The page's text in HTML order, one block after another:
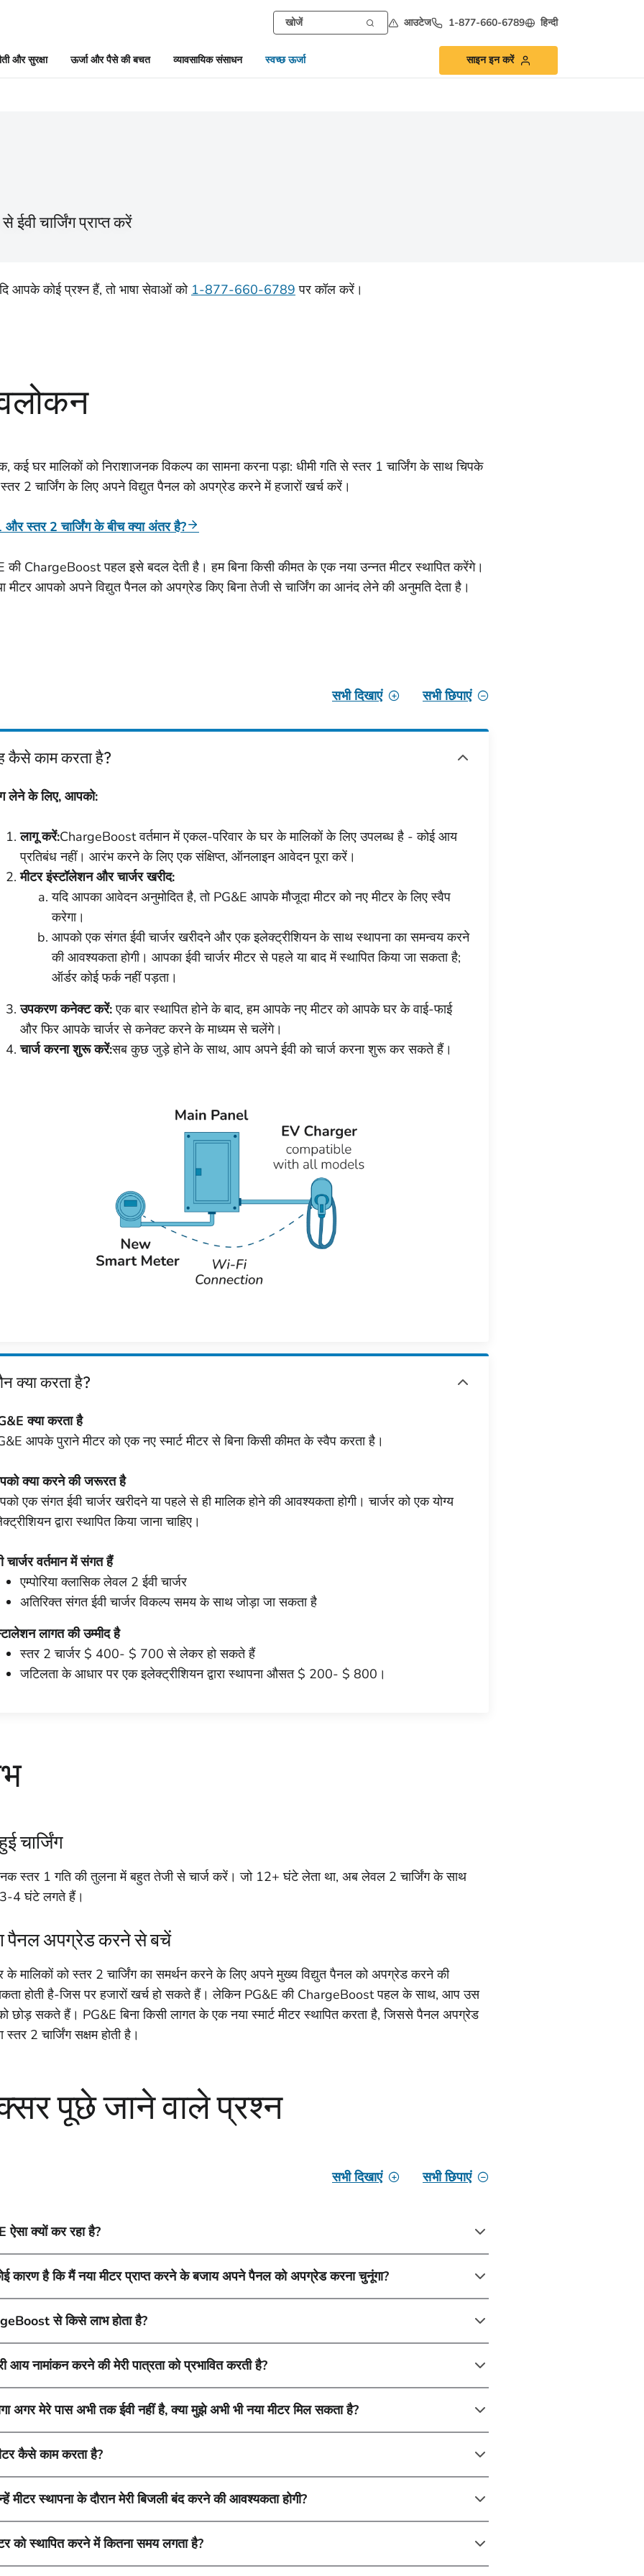
आउटेज 1-877-660-6789 हिन्दी
और सुरक्षा ऊर्जा और पैसे की बचत व्यावसायिक संसाधन स्वच्छ ऊर्जा साइन इन करें
चार्जिंग प्राप्त करें
आपके कोई प्रश्न हैं, तो भाषा सेवाओं को 1-877-660-6789 पर कॉल करें।
कई घर मालिकों को निराशाजनक विकल्प का सामना करना पड़ा: धीमी गति से स्तर 1 चार्जिंग के साथ चिपके
2 चार्जिंग के लिए अपने विद्युत पैनल को अपग्रेड करने में हजारों खर्च करें।
और स्तर 2 चार्जिंग के बीच क्या अंतर है?
की ChargeBoost पहल इसे बदल देती है। हम बिना किसी कीमत के एक नया उन्नत मीटर स्थापित करेंगे।
मीटर आपको अपने विद्युत पैनल को अपग्रेड किए बिना तेजी से चार्जिंग का आनंद लेने की अनुमति देता है।
सभी दिखाएं सभी छिपाएं
कैसे काम करता है?
लेने के लिए, आपको:
लागू करें:ChargeBoost वर्तमान में एकल-परिवार के घर के मालिकों के लिए उपलब्ध है - कोई आय
प्रतिबंध नहीं। आरंभ करने के लिए एक संक्षिप्त, ऑनलाइन आवेदन पूरा करें।
मीटर इंस्टॉलेशन और चार्जर खरीद:
यदि आपका आवेदन अनुमोदित है, तो PG&E आपके मौजूदा मीटर को नए मीटर के लिए स्वैप
करेगा।
आपको एक संगत ईवी चार्जर खरीदने और एक इलेक्ट्रीशियन के साथ स्थापना का समन्वय करने
की आवश्यकता होगी। आपका ईवी चार्जर मीटर से पहले या बाद में स्थापित किया जा सकता है;
ऑर्डर कोई फर्क नहीं पड़ता।
उपकरण कनेक्ट करें:एक बार स्थापित होने के बाद, हम आपके नए मीटर को आपके घर के वाई-फाई
और फिर आपके चार्जर से कनेक्ट करने के माध्यम से चलेंगे।
चार्ज करना शुरू करें:सब कुछ जुड़े होने के साथ, आप अपने ईवी को चार्ज करना शुरू कर सकते हैं।
क्या करता है?
क्या करता है
आपके पुराने मीटर को एक नए स्मार्ट मीटर से बिना किसी कीमत के स्वैप करता है।
क्या करने की जरूरत है
एक संगत ईवी चार्जर खरीदने या पहले से ही मालिक होने की आवश्यकता होगी। चार्जर को एक योग्य
द्वारा स्थापित किया जाना चाहिए।
चार्जर वर्तमान में संगत हैं
एम्पोरिया क्लासिक लेवल 2 ईवी चार्जर
अतिरिक्त संगत ईवी चार्जर विकल्प समय के साथ जोड़ा जा सकता है
लागत की उम्मीद है
स्तर 2 चार्जर $ 400- $ 700 से लेकर हो सकते हैं
जटिलता के आधार पर एक इलेक्ट्रीशियन द्वारा स्थापना औसत $ 200- $ 800।
चार्जिंग
स्तर 1 गति की तुलना में बहुत तेजी से चार्ज करें। जो 12+ घंटे लेता था, अब लेवल 2 चार्जिंग के साथ
4 घंटे लगते हैं।
पैनल अपग्रेड करने से बचें
के मालिकों को स्तर 2 चार्जिंग का समर्थन करने के लिए अपने मुख्य विद्युत पैनल को अपग्रेड करने की
होती है-जिस पर हजारों खर्च हो सकते हैं। लेकिन PG&E की ChargeBoost पहल के साथ, आप उस
छोड़ सकते हैं। PG&E बिना किसी लागत के एक नया स्मार्ट मीटर स्थापित करता है, जिससे पैनल अपग्रेड
स्तर 2 चार्जिंग सक्षम होती है।
पूछे जाने वाले प्रश्न
सभी दिखाएं सभी छिपाएं
ऐसा क्यों कर रहा है?
कारण है कि मैं नया मीटर प्राप्त करने के बजाय अपने पैनल को अपग्रेड करना चुनूंगा?
से किसे लाभ होता है?
आय नामांकन करने की मेरी पात्रता को प्रभावित करती है?
अगर मेरे पास अभी तक ईवी नहीं है, क्या मुझे अभी भी नया मीटर मिल सकता है?
कैसे काम करता है?
मीटर स्थापना के दौरान मेरी बिजली बंद करने की आवश्यकता होगी?
को स्थापित करने में कितना समय लगता है?